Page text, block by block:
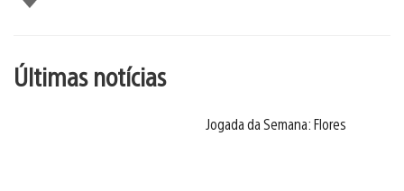
Últimas notícias
Jogada da Semana: Flores